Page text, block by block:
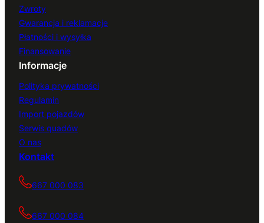
Zwroty
Gwarancja i reklamacje
Płatności i wysyłka
Finansowanie
Informacje
Polityka prywatności
Regulamin
Import pojazdów
Serwis quadów
O nas
Kontakt
667 000 083
667 000 084